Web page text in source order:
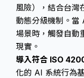
風險），結合台灣
動態分級機制。當
場景時，觸發自動
現實。
導入符合 ISO
化的 AI 系統行為